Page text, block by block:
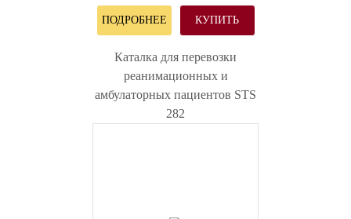
ПОДРОБНЕЕ КУПИТЬ
Каталка для перевозки
реанимационных и
амбулаторных пациентов STS
282